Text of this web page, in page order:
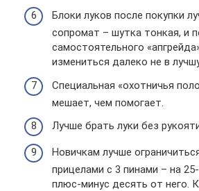
Блоки луков после покупки
сопромат – шутка тонкая, и
самостоятельного
измениться далеко не в
Специальная «охотничья
мешает, чем помогает.
Лучше брать луки без
Новичкам лучше
прицелами с 3 пинами – на
плюс-минус десять от него.